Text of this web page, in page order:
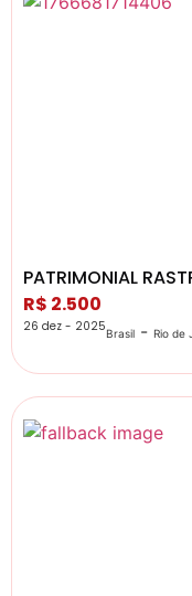
PATRIMONIAL
R$ 2.500
26 dez - 2025Brasil - Rio de